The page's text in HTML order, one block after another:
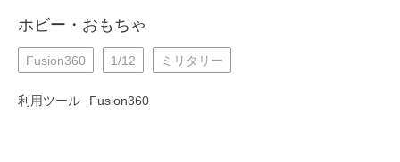
ホビー・おもちゃ
Fusion360 1/12 ミリタリー
利用ツール Fusion360